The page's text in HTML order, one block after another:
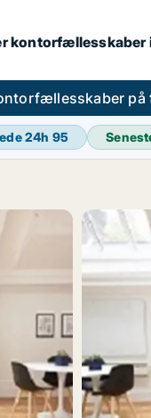
kontorfællesskaber
på
24h 95